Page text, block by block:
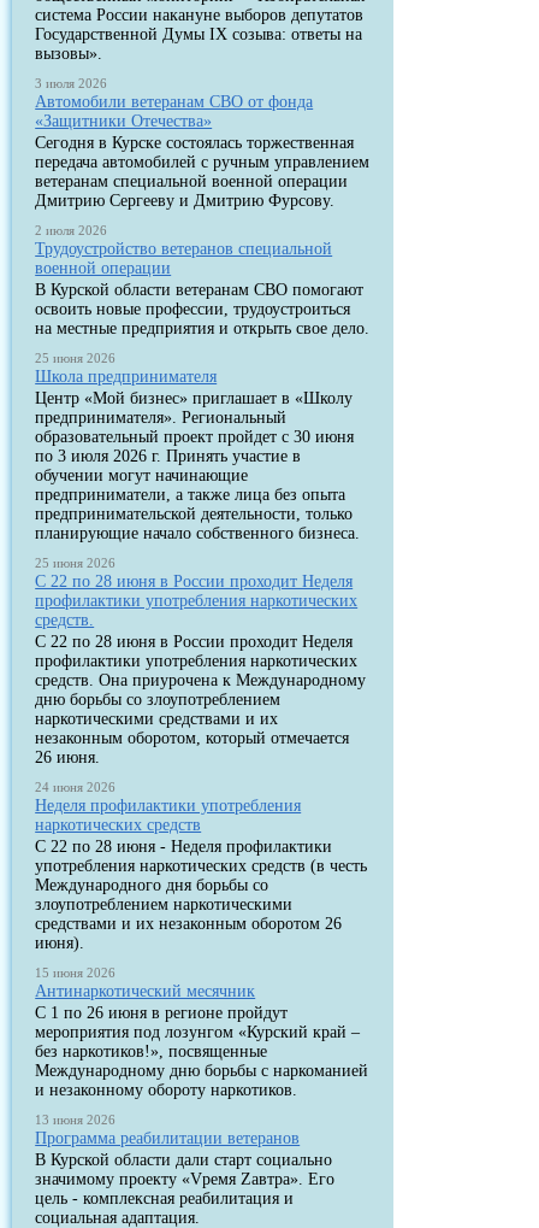
система России накануне выборов депутатов
Государственной Думы IX созыва: ответы на
вызовы».
3 июля 2026
Автомобили ветеранам СВО от фонда
«Защитники Отечества»
Сегодня в Курске состоялась торжественная
передача автомобилей с ручным управлением
ветеранам специальной военной операции
Дмитрию Сергееву и Дмитрию Фурсову.
2 июля 2026
Трудоустройство ветеранов специальной
военной операции
В Курской области ветеранам СВО помогают
освоить новые профессии, трудоустроиться
на местные предприятия и открыть свое дело.
25 июня 2026
Школа предпринимателя
Центр «Мой бизнес» приглашает в «Школу
предпринимателя». Региональный
образовательный проект пройдет с 30 июня
по 3 июля 2026 г. Принять участие в
обучении могут начинающие
предприниматели, а также лица без опыта
предпринимательской деятельности, только
планирующие начало собственного бизнеса.
25 июня 2026
С 22 по 28 июня в России проходит Неделя
профилактики употребления наркотических
средств.
С 22 по 28 июня в России проходит Неделя
профилактики употребления наркотических
средств. Она приурочена к Международному
дню борьбы со злоупотреблением
наркотическими средствами и их
незаконным оборотом, который отмечается
26 июня.
24 июня 2026
Неделя профилактики употребления
наркотических средств
С 22 по 28 июня - Неделя профилактики
употребления наркотических средств (в честь
Международного дня борьбы со
злоупотреблением наркотическими
средствами и их незаконным оборотом 26
июня).
15 июня 2026
Антинаркотический месячник
С 1 по 26 июня в регионе пройдут
мероприятия под лозунгом «Курский край –
без наркотиков!», посвященные
Международному дню борьбы с наркоманией
и незаконному обороту наркотиков.
13 июня 2026
Программа реабилитации ветеранов
В Курской области дали старт социально
значимому проекту «Vремя Zавтра». Его
цель - комплексная реабилитация и
социальная адаптация.